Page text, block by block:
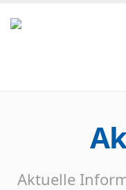
Aktuelle